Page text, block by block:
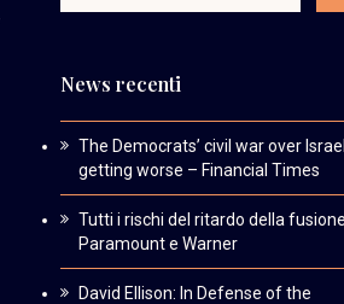
News recenti
The Democrats’ civil war over
getting worse – Financial Times
Tutti i rischi del ritardo della
Paramount e Warner
David Ellison: In Defense of the